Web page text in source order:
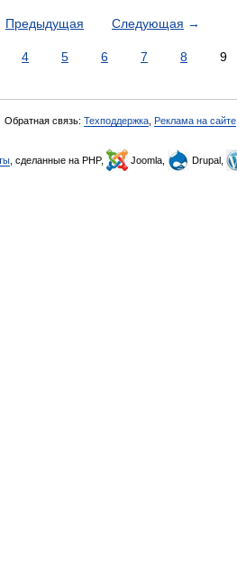
Предыдущая Следующая →
4 5 6 7 8 9
Обратная связь: Техподдержка Реклама на сайте
, сделанные на PHP, Joomla, Drupal,